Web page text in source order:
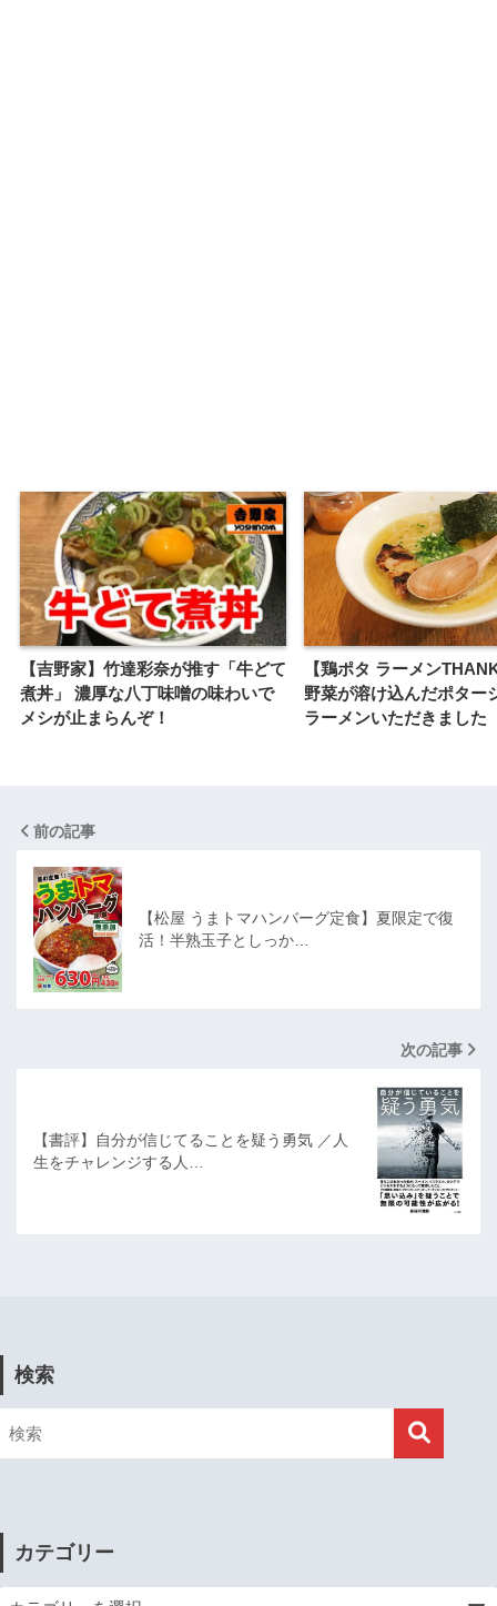
【吉野家】竹達彩奈が推す「牛どて
煮丼」 濃厚な八丁味噌の味わいで
メシが止まらんぞ！
【鶏ポタ ラーメン
野菜が溶け込んだポター
ラーメンいただきました
前の記事
【松屋 うまトマハンバーグ定食】夏限定で復
活！半熟玉子としっか…
次の記事
【書評】自分が信じてることを疑う勇気 ／人
生をチャレンジする人…
検索
カテゴリー